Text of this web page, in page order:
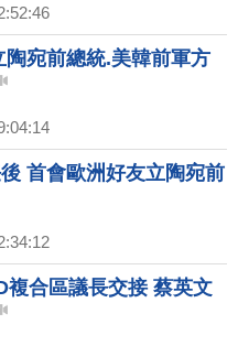
陶宛前總統.美韓前軍方
首會歐洲好友立陶宛前
複合區議長交接 蔡英文